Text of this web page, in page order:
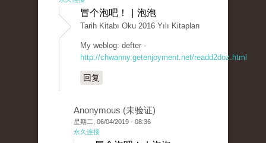
冒个泡吧！ | 泡泡
Tarih Kitabı Oku 2016 Yılı Kitapları
My weblog: defter -
http://chwanny.getenjoyment.net/readd2doz.html
回复
Anonymous (未验证)
星期二, 06/04/2019 - 08:36
永久连接